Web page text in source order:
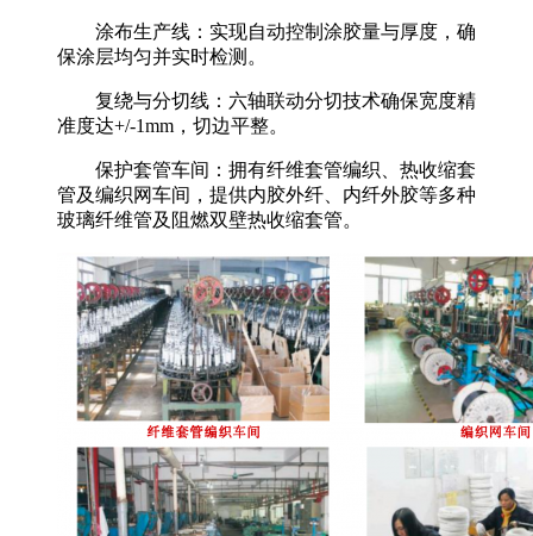
涂布生产线：实现自动控制涂胶量与厚度，确
保涂层均匀并实时检测。
复绕与分切线：六轴联动分切技术确保宽度精
准度达+/-1mm，切边平整。
保护套管车间：拥有纤维套管编织、热收缩套
管及编织网车间，提供内胶外纤、内纤外胶等多种
玻璃纤维管及阻燃双壁热收缩套管。